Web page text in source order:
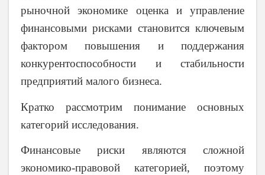
рыночной экономике оценка и управление
финансовыми рисками становится ключевым
фактором повышения и поддержания
конкурентоспособности и стабильности
предприятий малого бизнеса.
Кратко рассмотрим понимание основных
категорий исследования.
Финансовые риски являются сложной
экономико-правовой категорией, поэтому